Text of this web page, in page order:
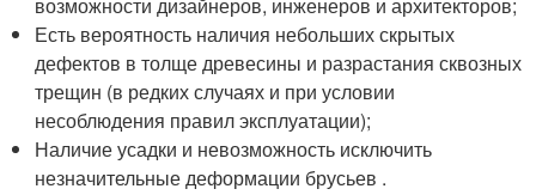
Есть вероятность наличия небольших скрытых
дефектов в толще древесины и разрастания сквозных
трещин (в редких случаях и при условии
несоблюдения правил эксплуатации);
Наличие усадки и невозможность исключить
незначительные деформации брусьев .